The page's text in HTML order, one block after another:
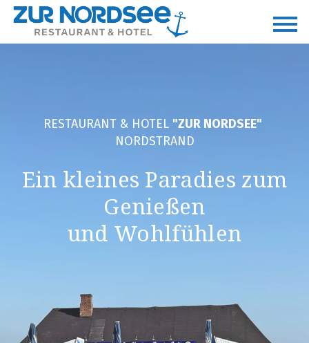
RESTAURANT & HOTEL "ZUR NORDSEE"
NORDSTRAND
Ein kleines Paradies zum
Genießen
und Wohlfühlen